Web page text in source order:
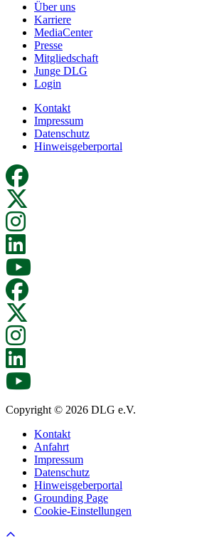
Über uns
Karriere
MediaCenter
Presse
Mitgliedschaft
Junge DLG
Login
Kontakt
Impressum
Datenschutz
Hinweisgeberportal
Copyright © 2026 DLG e.V.
Kontakt
Anfahrt
Impressum
Datenschutz
Hinweisgeberportal
Grounding Page
Cookie-Einstellungen